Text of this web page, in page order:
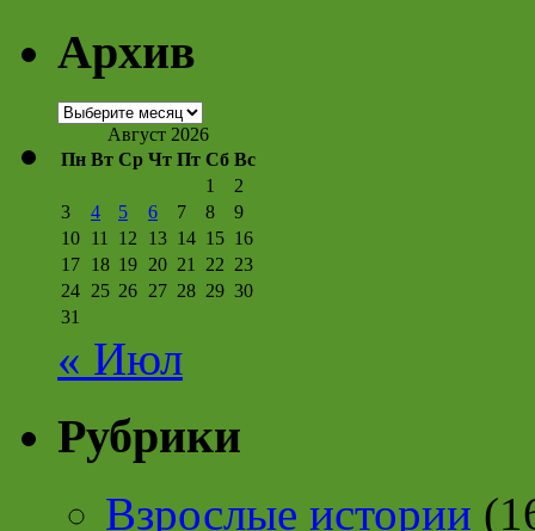
Архив
Архив
Август 2026
Пн Вт Ср Чт Пт Сб Вс
1
2
3
4 5 6 7 8
9
10 11 12 13 14 15 16
17 18 19 20 21 22 23
24 25 26 27 28 29 30
31
« Июл
Рубрики
Взрослые истории